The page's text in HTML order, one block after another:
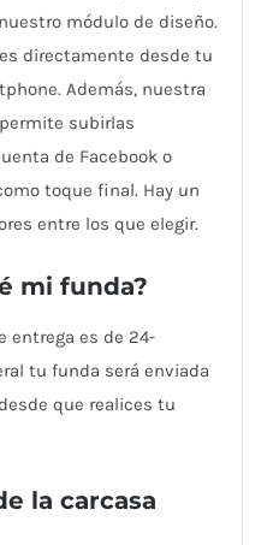
módulo de diseño.
directamente desde tu
Además, nuestra
subirlas
de Facebook o
toque final. Hay un
entre los que elegir.
mi funda?
entrega es de 24-
tu funda será enviada
que realices tu
la carcasa